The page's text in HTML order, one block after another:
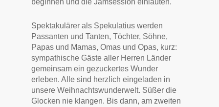
beginnen und die Jamsession einläuten.
Spektakulärer als Spekulatius werden
Passanten und Tanten, Töchter, Söhne,
Papas und Mamas, Omas und Opas, kurz:
sympathische Gäste aller Herren Länder
gemeinsam ein gezuckertes Wunder
erleben. Alle sind herzlich eingeladen in
unsere Weihnachtswunderwelt. Süßer die
Glocken nie klangen. Bis dann, am zweiten